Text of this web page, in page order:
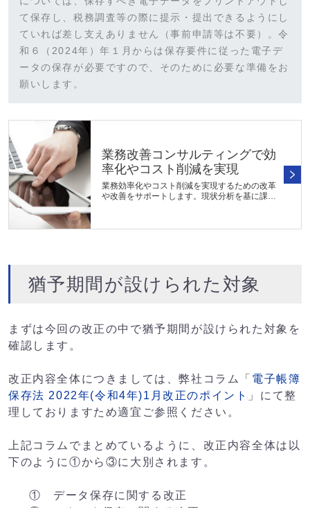
て保存し、税務調査等の際に提示・提出できるようにし
ていれば差し支えありません（事前申請等は不要）。令
和６（2024年）年１月からは保存要件に従った電子デ
ータの保存が必要ですので、そのために必要な準備をお
願いします。
業務改善コンサルティングで効
率化やコスト削減を実現
業務効率化やコスト削減を実現するための改革
や改善をサポートします。現状分析を基に課題
しや最適化により、生産性向上...
猶予期間が設けられた対象
まずは今回の改正の中で猶予期間が設けられた対象を
確認します。
改正内容全体につきましては、弊社コラム「 電子帳簿
保存法 2022年(令和4年)1月改正のポイント
」にて整
理しておりますため適宜ご参照ください。
上記コラムでまとめているように、改正内容全体は以
下のように①から③に大別されます。
① データ保存に関する改正